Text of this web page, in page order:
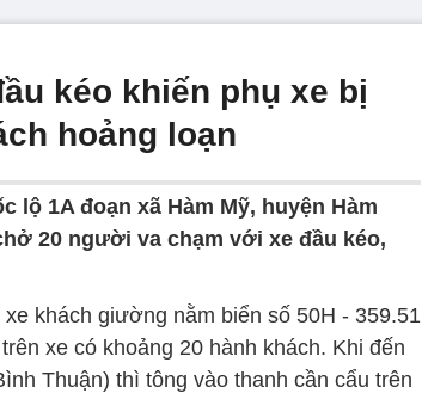
kéo khiến phụ xe bị
hoảng loạn
lộ 1A đoạn xã Hàm Mỹ, huyện Hàm
20 người va chạm với xe đầu kéo,
khách giường nằm biển số 50H - 359.51
xe có khoảng 20 hành khách. Khi đến
Thuận) thì tông vào thanh cần cẩu trên